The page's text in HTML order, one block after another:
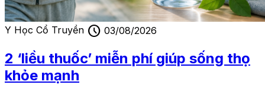
Y Học Cổ Truyền schedule 03/08/2026
2 ‘liều thuốc’ miễn phí giúp sống thọ
khỏe mạnh